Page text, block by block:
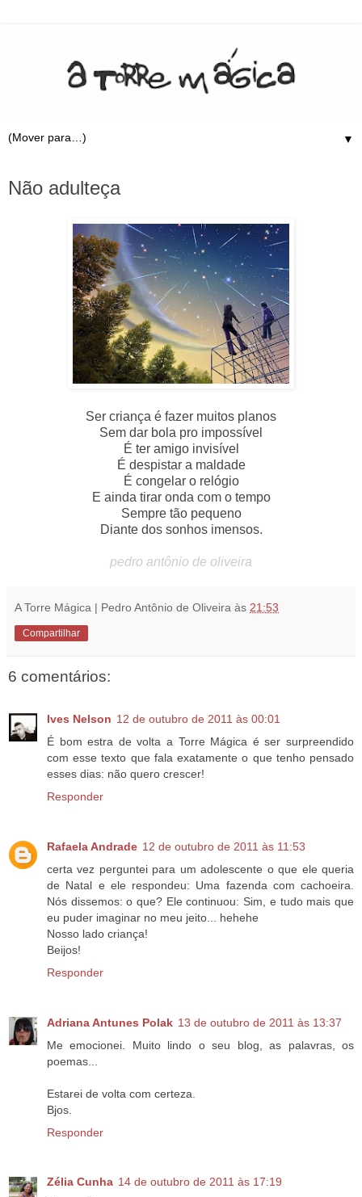
▼
Não adulteça
Ser criança é fazer muitos planos
Sem dar bola pro impossível
É ter amigo invisível
É despistar a maldade
É congelar o relógio
E ainda tirar onda com o tempo
Sempre tão pequeno
Diante dos sonhos imensos.
pedro antônio de oliveira
A Torre Mágica | Pedro Antônio de Oliveira às 21:53
Compartilhar
6 comentários:
Ives Nelson 12 de outubro de 2011 às 00:01
É bom estra de volta a Torre Mágica é ser surpreendido
com esse texto que fala exatamente o que tenho pensado
esses dias: não quero crescer!
Responder
Rafaela Andrade 12 de outubro de 2011 às 11:53
certa vez perguntei para um adolescente o que ele queria
de Natal e ele respondeu: Uma fazenda com cachoeira.
Nós dissemos: o que? Ele continuou: Sim, e tudo mais que
eu puder imaginar no meu jeito... hehehe
Nosso lado criança!
Beijos!
Responder
Adriana Antunes Polak 13 de outubro de 2011 às 13:37
Me emocionei. Muito lindo o seu blog, as palavras, os
poemas...
Estarei de volta com certeza.
Bjos.
Responder
Zélia Cunha 14 de outubro de 2011 às 17:19